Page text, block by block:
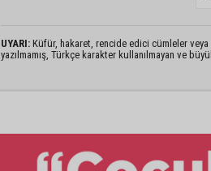
UYARI: Küfür, hakaret, rencide edici cümleler veya
yazılmamış, Türkçe karakter kullanılmayan ve